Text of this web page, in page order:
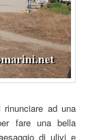
ad una
fare una bella
di ulivi e